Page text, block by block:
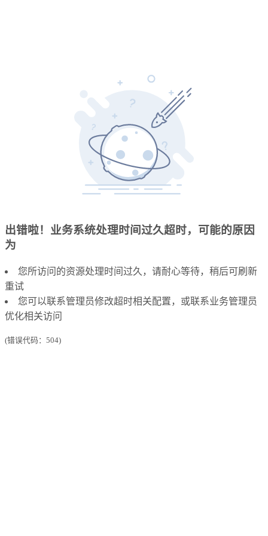
出错啦！业务系统处理时间过久超时，可能的原因
为
您所访问的资源处理时间过久，请耐心等待，稍后可刷新
重试
您可以联系管理员修改超时相关配置，或联系业务管理员
优化相关访问
(错误代码：504)